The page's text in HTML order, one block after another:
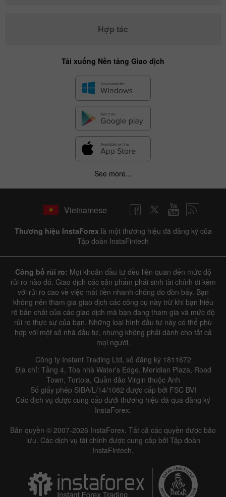
Hợp tác
Tải xuống Nền tảng Giao dịch
See more...
Vietnamese
Thương hiệu InstaForex là một thương hiệu đã đăng ký của
Tập đoàn InstaFintech
Công bố rủi ro: Mọi khoản đầu tư đều liên quan đến mức độ
rủi ro nào đó. Giao dịch các sản phẩm phái sinh tài chính đi kèm
với rủi ro cao về việc mất tiền nhanh chóng do đòn bẩy. Bạn
không nên tham gia giao dịch các công cụ này trừ khi bạn hiểu
rõ bản chất của các giao dịch mà bạn đang tham gia và mức độ
rủi ro thực sự của bạn. Những loại hình đầu tư này có thể phù
hợp với một số nhà đầu tư, nhưng không phải dành cho tất cả
mọi người.
Công ty Instant Trading Ltd, số đăng ký 1811672
Địa chỉ: Tầng 4, Tòa nhà Water's Edge, Meridian Plaza, Road
Town, Tortola, Quần đảo Virgin thuộc Anh
Số giấy phép SIBA/L/14/1082 được cấp bởi FSC BVI
Các dịch vụ được cung cấp dưới thương hiệu đã qua đăng ký
InstaForex.
Bản quyền © 2007-2026 InstaForex. Tất cả các quyền được bảo
lưu. Các dịch vụ tài chính được cung cấp bởi Tập đoàn
InstaFintech.